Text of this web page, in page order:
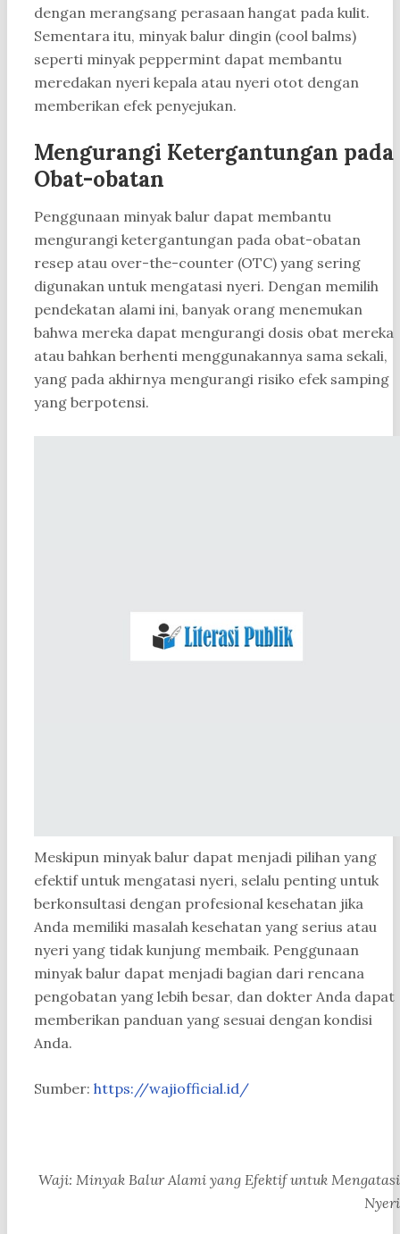
dengan merangsang perasaan hangat pada kulit.
Sementara itu, minyak balur dingin (cool balms)
seperti minyak peppermint dapat membantu
meredakan nyeri kepala atau nyeri otot dengan
memberikan efek penyejukan.
Mengurangi Ketergantungan pada
Obat-obatan
Penggunaan minyak balur dapat membantu
mengurangi ketergantungan pada obat-obatan
resep atau over-the-counter (OTC) yang sering
digunakan untuk mengatasi nyeri. Dengan memilih
pendekatan alami ini, banyak orang menemukan
bahwa mereka dapat mengurangi dosis obat mereka
atau bahkan berhenti menggunakannya sama sekali,
yang pada akhirnya mengurangi risiko efek samping
yang berpotensi.
Meskipun minyak balur dapat menjadi pilihan yang
efektif untuk mengatasi nyeri, selalu penting untuk
berkonsultasi dengan profesional kesehatan jika
Anda memiliki masalah kesehatan yang serius atau
nyeri yang tidak kunjung membaik. Penggunaan
minyak balur dapat menjadi bagian dari rencana
pengobatan yang lebih besar, dan dokter Anda dapat
memberikan panduan yang sesuai dengan kondisi
Anda.
Sumber: https://wajiofficial.id/
Waji: Minyak Balur Alami yang Efektif untuk Mengatasi
Nyeri